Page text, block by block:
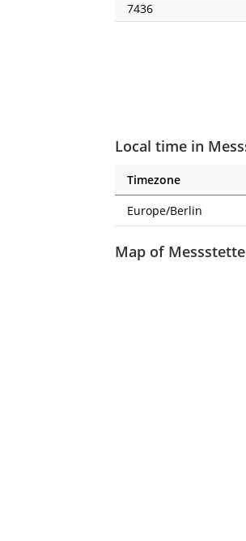
7436
Local time in
Timezone
Europe/Berlin
Map of